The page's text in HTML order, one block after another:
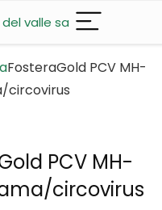
FosteraGold PCV MH-
circovirus
PCV MH-
circovirus